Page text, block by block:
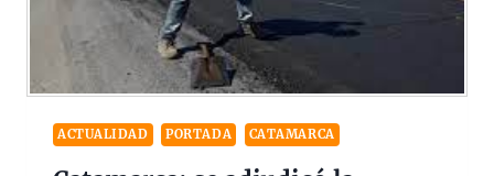
ACTUALIDAD PORTADA CATAMARCA